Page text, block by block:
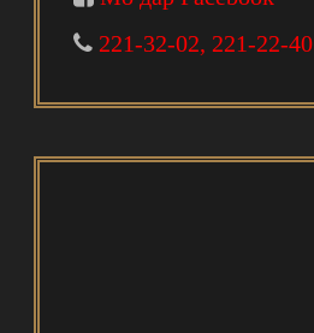
221-32-02, 221-22-40